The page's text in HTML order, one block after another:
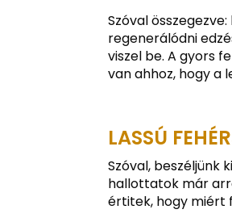
Szóval
regenerálódni
viszel be. A gyors
van ahhoz, hogy a
LASSÚ
Szóval, beszéljünk
hallottatok már
értitek, hogy miért